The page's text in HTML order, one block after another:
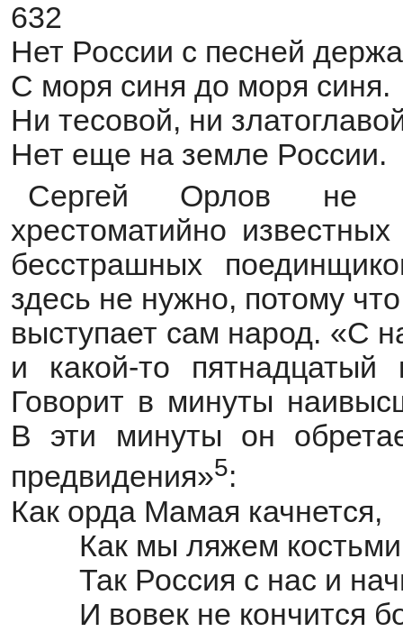
632
Нет России с песней
С моря синя до моря синя.
Ни тесовой, ни
Нет еще на земле России.
Сергей Орлов не
хрестоматийно
бесстрашных
здесь не нужно, потому
выступает сам народ. «С
и какой-то пятнадцатый
Говорит в минуты
В эти минуты он
предвидения»5:
Как орда Мамая качнется,
Как мы ляжем
Так Россия с нас и
И вовек не кончится